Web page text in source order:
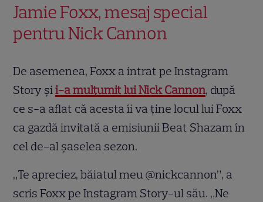
Jamie Foxx, mesaj special
pentru Nick Cannon
De asemenea, Foxx a intrat pe Instagram
Story șii-a mulțumit lui Nick Cannon, după
ce s-a aflat că acesta îi va ține locul lui Foxx
ca gazdă invitată a emisiunii Beat Shazam în
cel de-al șaselea sezon.
„Te apreciez, băiatul meu @nickcannon”, a
scris Foxx pe Instagram Story-ul său. „Ne